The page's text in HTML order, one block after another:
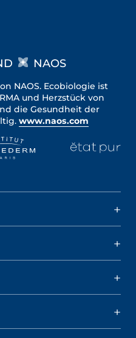
NAOS
NAOS. Ecobiologie ist
und Herzstück von
die Gesundheit der
www.naos.com